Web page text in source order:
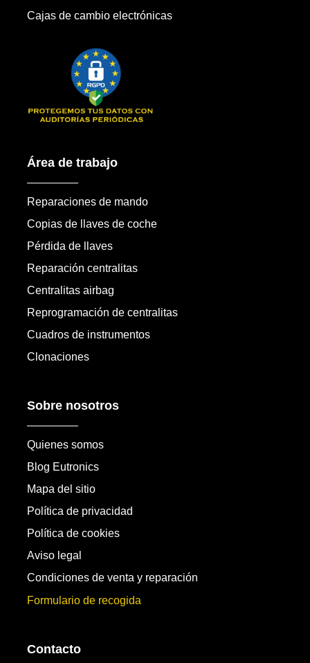
Cajas de cambio electrónicas
Área de trabajo
Reparaciones de mando
Copias de llaves de coche
Pérdida de llaves
Reparación centralitas
Centralitas airbag
Reprogramación de centralitas
Cuadros de instrumentos
Clonaciones
Sobre nosotros
Quienes somos
Blog Eutronics
Mapa del sitio
Política de privacidad
Política de cookies
Aviso legal
Condiciones de venta y reparación
Formulario de recogida
Contacto